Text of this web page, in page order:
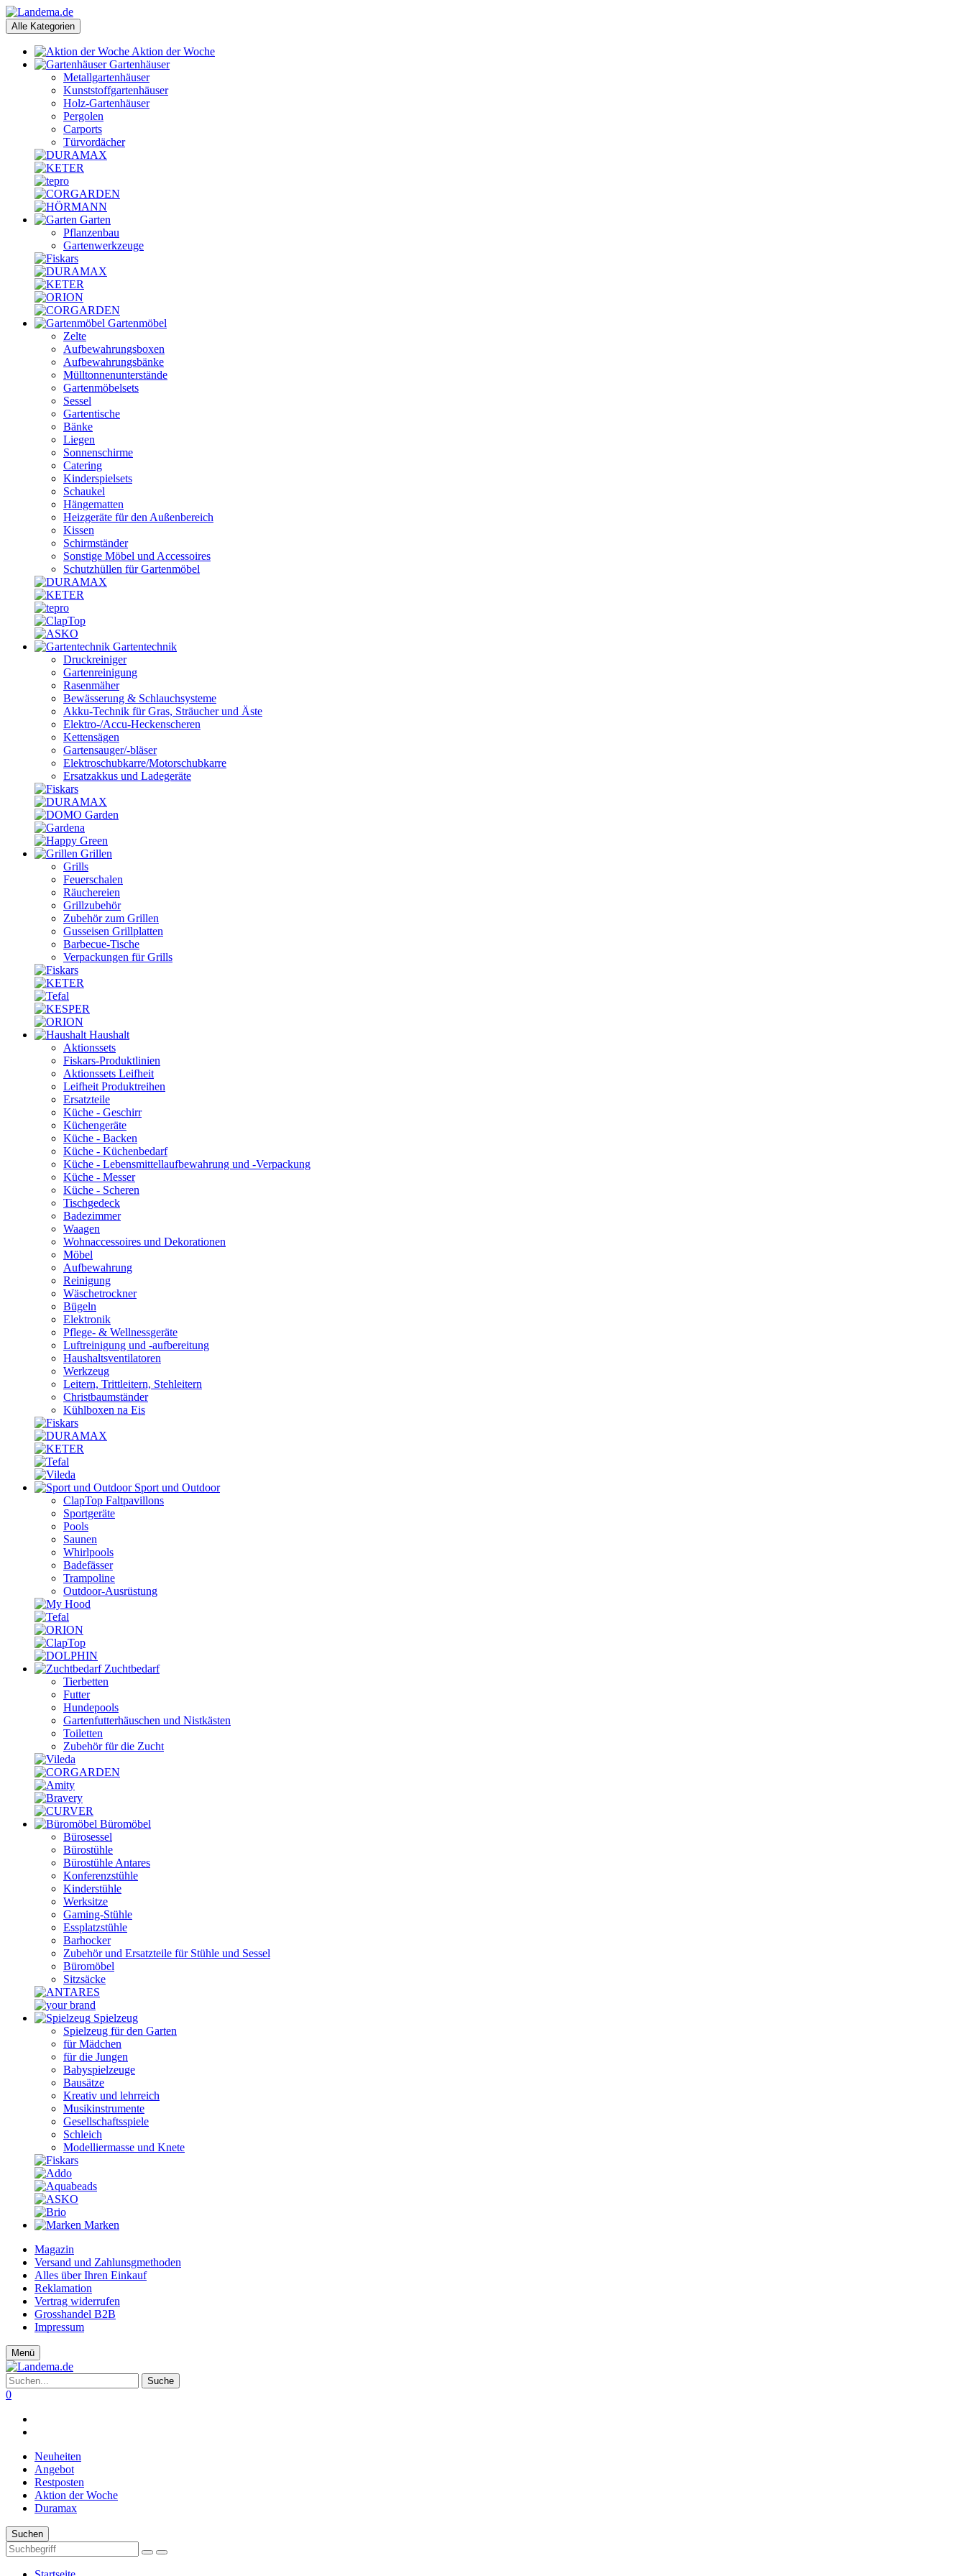
Alle Kategorien
Aktion der Woche
Gartenhäuser
Metallgartenhäuser
Kunststoffgartenhäuser
Holz-Gartenhäuser
Pergolen
Carports
Türvordächer
Garten
Pflanzenbau
Gartenwerkzeuge
Gartenmöbel
Zelte
Aufbewahrungsboxen
Aufbewahrungsbänke
Mülltonnenunterstände
Gartenmöbelsets
Sessel
Gartentische
Bänke
Liegen
Sonnenschirme
Catering
Kinderspielsets
Schaukel
Hängematten
Heizgeräte für den Außenbereich
Kissen
Schirmständer
Sonstige Möbel und Accessoires
Schutzhüllen für Gartenmöbel
Gartentechnik
Druckreiniger
Gartenreinigung
Rasenmäher
Bewässerung & Schlauchsysteme
Akku-Technik für Gras, Sträucher und Äste
Elektro-/Accu-Heckenscheren
Kettensägen
Gartensauger/-bläser
Elektroschubkarre/Motorschubkarre
Ersatzakkus und Ladegeräte
Grillen
Grills
Feuerschalen
Räuchereien
Grillzubehör
Zubehör zum Grillen
Gusseisen Grillplatten
Barbecue-Tische
Verpackungen für Grills
Haushalt
Aktionssets
Fiskars-Produktlinien
Aktionssets Leifheit
Leifheit Produktreihen
Ersatzteile
Küche - Geschirr
Küchengeräte
Küche - Backen
Küche - Küchenbedarf
Küche - Lebensmittellaufbewahrung und -Verpackung
Küche - Messer
Küche - Scheren
Tischgedeck
Badezimmer
Waagen
Wohnaccessoires und Dekorationen
Möbel
Aufbewahrung
Reinigung
Wäschetrockner
Bügeln
Elektronik
Pflege- & Wellnessgeräte
Luftreinigung und -aufbereitung
Haushaltsventilatoren
Werkzeug
Leitern, Trittleitern, Stehleitern
Christbaumständer
Kühlboxen na Eis
Sport und Outdoor
ClapTop Faltpavillons
Sportgeräte
Pools
Saunen
Whirlpools
Badefässer
Trampoline
Outdoor-Ausrüstung
Zuchtbedarf
Tierbetten
Futter
Hundepools
Gartenfutterhäuschen und Nistkästen
Toiletten
Zubehör für die Zucht
Büromöbel
Bürosessel
Bürostühle
Bürostühle Antares
Konferenzstühle
Kinderstühle
Werksitze
Gaming-Stühle
Essplatzstühle
Barhocker
Zubehör und Ersatzteile für Stühle und Sessel
Büromöbel
Sitzsäcke
Spielzeug
Spielzeug für den Garten
für Mädchen
für die Jungen
Babyspielzeuge
Bausätze
Kreativ und lehrreich
Musikinstrumente
Gesellschaftsspiele
Schleich
Modelliermasse und Knete
Marken
Magazin
Versand und Zahlunsgmethoden
Alles über Ihren Einkauf
Reklamation
Vertrag widerrufen
Grosshandel B2B
Impressum
Menü
Suche
0
Neuheiten
Angebot
Restposten
Aktion der Woche
Duramax
Suchen